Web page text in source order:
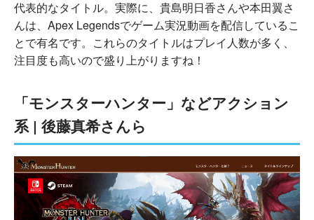
代表的なタイトル。実際に、貴島明日香さんや本田翼さ
んは、Apex Legendsでゲーム実況動画を配信しているこ
とで有名です。これらのタイトルはプレイ人数が多く、
注目度も高いので盛り上がりますね！
「モンスターハンター」などアクション
系 | 後藤真希さんら